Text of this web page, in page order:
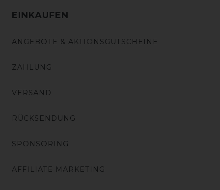
EINKAUFEN
ANGEBOTE & AKTIONSGUTSCHEINE
ZAHLUNG
VERSAND
RÜCKSENDUNG
SPONSORING
AFFILIATE MARKETING